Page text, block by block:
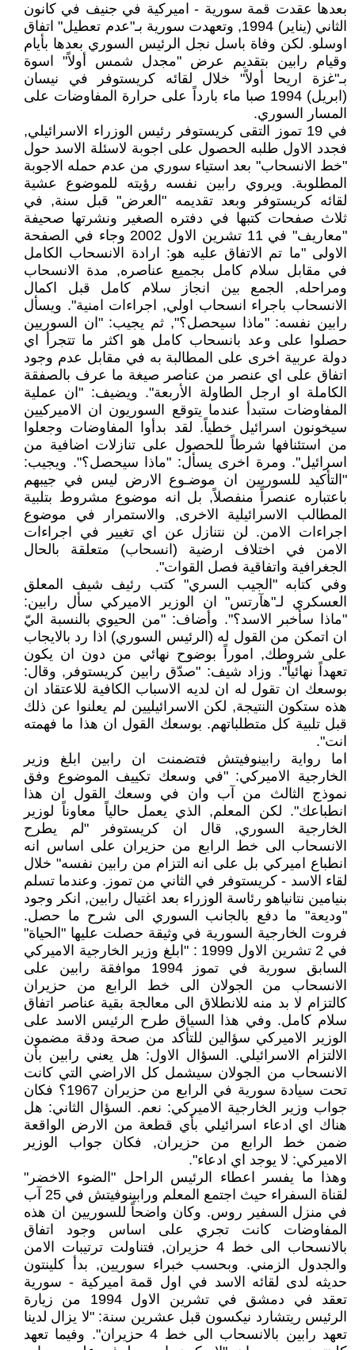
بعدها عقدت قمة سورية - اميركية في جنيف في كانون
الثاني (يناير) 1994, وتعهدت سورية بـ"عدم تعطيل" اتفاق
اوسلو. لكن وفاة باسل نجل الرئيس السوري بعدها بأيام
وقيام رابين بتقديم عرض "مجدل شمس أولاً" اسوة
بـ"غزة اريحا أولاً" خلال لقائه كريستوفر في نيسان
(ابريل) 1994 صبا ماء بارداً على حرارة المفاوضات على
المسار السوري.
في 19 تموز التقى كريستوفر رئيس الوزراء الاسرائيلي,
فجدد الاول طلبه الحصول على اجوبة لاسئلة الاسد حول
"خط الانسحاب" بعد استياء سوري من عدم حمله الاجوبة
المطلوبة. ويروي رابين نفسه رؤيته للموضوع عشية
لقائه كريستوفر وبعد تقديمه "العرض" قبل سنة, في
ثلاث صفحات كتبها في دفتره الصغير ونشرتها صحيفة
"معاريف" في 11 تشرين الاول 2002 وجاء في الصفحة
الاولى "ما تم الاتفاق عليه هو: ارادة الانسحاب الكامل
في مقابل سلام كامل بجميع عناصره, مدة الانسحاب
ومراحله, الجمع بين انجاز سلام كامل قبل اكمال
الانسحاب باجراء انسحاب اولي, اجراءات امنية". ويسأل
رابين نفسه: "ماذا سيحصل؟", ثم يجيب: "ان السوريين
حصلوا على وعد بانسحاب كامل هو اكثر ما تتجرأ اي
دولة عربية اخرى على المطالبة به في مقابل عدم وجود
اتفاق على اي عنصر من عناصر صيغة ما عرف بالصفقة
الكاملة او ارجل الطاولة الأربعة". ويضيف: "ان عملية
المفاوضات ستبدأ عندما يتوقع السوريون ان الاميركيين
سيخونون اسرائيل خطياً. لقد بدأوا المفاوضات وجعلوا
من استئنافها شرطاً للحصول على تنازلات اضافية من
اسرائيل". ومرة اخرى يسأل: "ماذا سيحصل؟". ويجيب:
"التأكيد للسوريين ان موضـوع الارض ليس في جيبهم
باعتباره عنصراً منفصلاً, بل انه موضوع مشروط بتلبية
المطالب الاسرائيلية الاخرى, والاستمرار في موضوع
اجراءات الامن. لن نتنازل عن اي تغيير في اجراءات
الامن في اختلاف ارضية (انسحاب) متعلقة بالحال
الجغرافية واتفاقية فصل القوات".
وفي كتابه "الجيب السري" كتب رئيف شيف المعلق
العسكري لـ"هآرتس" ان الوزير الاميركي سأل رابين:
"ماذا سأخبر الاسد؟". وأضاف: "من الحيوي بالنسبة اليّ
ان اتمكن من القول له (الرئيس السوري) اذا رد بالايجاب
على شروطك, اموراً بوضوح نهائي من دون ان يكون
تعهداً نهائياً". وزاد شيف: "صدّق رابين كريستوفر, وقال:
بوسعك ان تقول له ان لديه الاسباب الكافية للاعتقاد ان
هذه ستكون النتيجة, لكن الاسرائيليين لم يعلنوا عن ذلك
قبل تلبية كل متطلباتهم. بوسعك القول ان هذا ما فهمته
انت".
اما رواية رابينوفيتش فتضمنت ان رابين ابلغ وزير
الخارجية الاميركي: "في وسعك تكييف الموضوع وفق
نموذج الثالث من آب وان في وسعك القول ان هذا
انطباعك". لكن المعلم, الذي يعمل حالياً معاوناً لوزير
الخارجية السوري, قال ان كريستوفر "لم يطرح
الانسحاب الى خط الرابع من حزيران على اساس انه
انطباع اميركي بل على انه التزام من رابين نفسه" خلال
لقاء الاسد - كريستوفر في الثاني من تموز. وعندما تسلم
بنيامين نتانياهو رئاسة الوزراء بعد اغتيال رابين, انكر وجود
"وديعة" ما دفع بالجانب السوري الى شرح ما حصل.
فروت الخارجية السورية في وثيقة حصلت عليها "الحياة"
في 2 تشرين الاول 1999 : "ابلغ وزير الخارجية الاميركي
السابق سورية في تموز 1994 موافقة رابين على
الانسحاب من الجولان الى خط الرابع من حزيران
كالتزام لا بد منه للانطلاق الى معالجة بقية عناصر اتفاق
سلام كامل. وفي هذا السياق طرح الرئيس الاسد على
الوزير الاميركي سؤالين للتأكد من صحة ودقة مضمون
الالتزام الاسرائيلي. السؤال الاول: هل يعني رابين بأن
الانسحاب من الجولان سيشمل كل الاراضي التي كانت
تحت سيادة سورية في الرابع من حزيران 1967؟ فكان
جواب وزير الخارجية الاميركي: نعم. السؤال الثاني: هل
هناك اي ادعاء اسرائيلي بأي قطعة من الارض الواقعة
ضمن خط الرابع من حزيران, فكان جواب الوزير
الاميركي: لا يوجد اي ادعاء".
وهذا ما يفسر اعطاء الرئيس الراحل "الضوء الاخضر"
لقناة السفراء حيث اجتمع المعلم ورابينوفيتش في 25 آب
في منزل السفير روس. وكان واضحاً للسوريين ان هذه
المفاوضات كانت تجري على اساس وجود اتفاق
بالانسحاب الى خط 4 حزيران, فتناولت ترتيبات الامن
والجدول الزمني. وبحسب خبراء سوريين, بدأ كلينتون
حديثه لدى لقائه الاسد في اول قمة اميركية - سورية
تعقد في دمشق في تشرين الاول 1994 من زيارة
الرئيس ريتشارد نيكسون قبل عشرين سنة: "لا يزال لدينا
تعهد رابين بالانسحاب الى خط 4 حزيران". وفيما تعهد